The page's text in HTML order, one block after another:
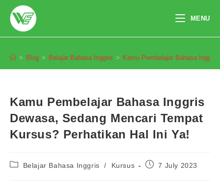
content
MENU
> Blog > Belajar Bahasa Inggris > Kamu Pembelajar Bahasa
Kamu Pembelajar Bahasa Inggris
Dewasa, Sedang Mencari Tempat
Kursus? Perhatikan Hal Ini Ya!
PostBelajar Bahasa Inggris / Kursus
Post7 July 2023